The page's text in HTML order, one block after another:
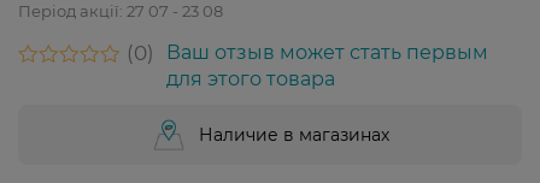
Період акції: 27 07 - 23 08
0
Ваш отзыв может стать первым
для этого товара
Наличие в магазинах